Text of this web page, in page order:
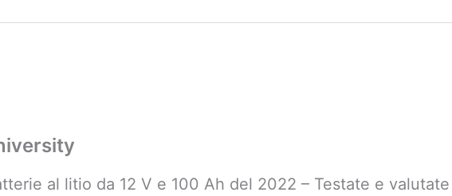
al litio da 12 V e 100 Ah del 2022 – Testate e